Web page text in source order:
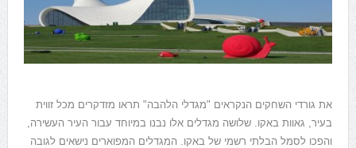
את גורדי השחקים הנקראים "מגדלי הלהבה" תראו מזדקרים מכל זווית
בעיר, גאוות באקו. שלושה מגדלים אלו נבנו במיוחד עבור העיר העשירה,
והפכו לסמל הבלתי רשמי של באקו. המגדלים המפוארים נישאים לגובה